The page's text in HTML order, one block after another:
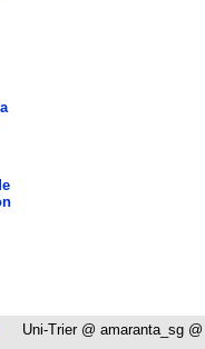
Uni-Trier @ amaranta_sg @